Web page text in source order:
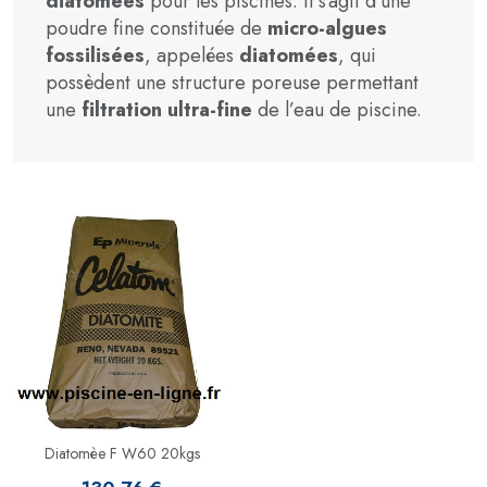
poudre fine constituée de micro-algues
fossilisées, appelées diatomées, qui
possèdent une structure poreuse permettant
une filtration ultra-fine de l’eau de piscine.
Diatomèe F W60 20kgs